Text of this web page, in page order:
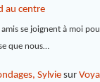
au centre
amis se joignent à moi
que nous…
Sylviesur